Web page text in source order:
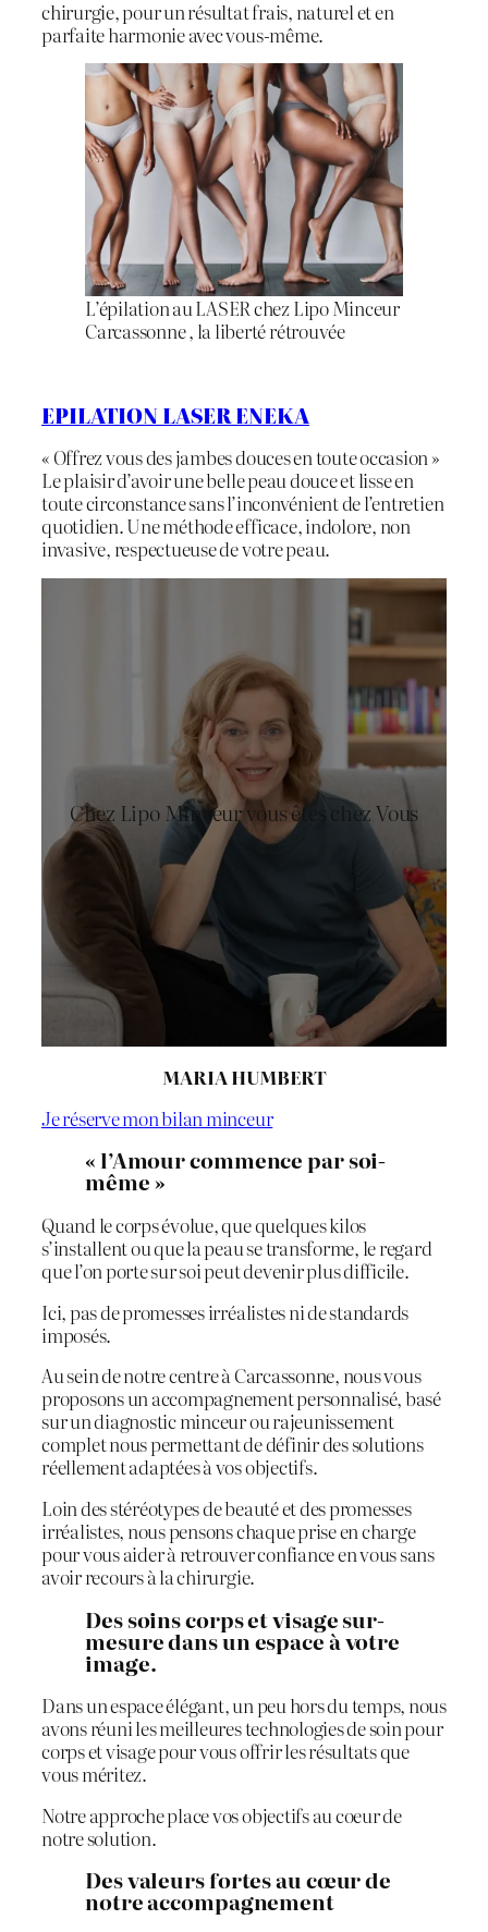
chirurgie, pour un résultat frais, naturel et en
parfaite harmonie avec vous-même.
L’épilation au LASER chez Lipo Minceur
Carcassonne , la liberté rétrouvée
EPILATION LASER ENEKA
« Offrez vous des jambes douces en toute occasion »
Le plaisir d’avoir une belle peau douce et lisse en
toute circonstance sans l’inconvénient de l’entretien
quotidien. Une méthode efficace, indolore, non
invasive, respectueuse de votre peau.
Chez Lipo Minceur vous êtes chez Vous
MARIA HUMBERT
Je réserve mon bilan minceur
« l’Amour commence par soi-
même »
Quand le corps évolue, que quelques kilos
s’installent ou que la peau se transforme, le regard
que l’on porte sur soi peut devenir plus difficile.
Ici, pas de promesses irréalistes ni de standards
imposés.
Au sein de notre centre à Carcassonne, nous vous
proposons un accompagnement personnalisé, basé
sur un diagnostic minceur ou rajeunissement
complet nous permettant de définir des solutions
réellement adaptées à vos objectifs.
Loin des stéréotypes de beauté et des promesses
irréalistes, nous pensons chaque prise en charge
pour vous aider à retrouver confiance en vous sans
avoir recours à la chirurgie.
Des soins corps et visage sur-
mesure dans un espace à votre
image.
Dans un espace élégant, un peu hors du temps, nous
avons réuni les meilleures technologies de soin pour
corps et visage pour vous offrir les résultats que
vous méritez.
Notre approche place vos objectifs au coeur de
notre solution.
Des valeurs fortes au cœur de
notre accompagnement